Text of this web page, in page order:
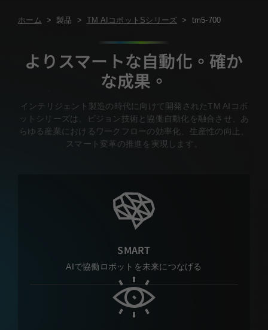
ホーム > 製品 > TM AIコボットSシリーズ > tm5-700
よりスマートな自動化。確か
な成果。
インテリジェント製造の時代に向けて開発されたTM AIコボ
ットシリーズは、ビジョン技術と協働自動化を融合させ、あ
らゆる産業におけるワークフローの効率化、生産性の向上、
スマート変革の推進を実現します。
SMART
AIで協働ロボットを未来につなげる